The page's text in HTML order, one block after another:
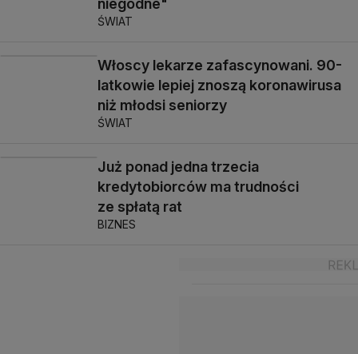
ŚWIAT
Włoscy lekarze zafascynowani. 90-
latkowie lepiej znoszą koronawirusa
niż młodsi seniorzy
ŚWIAT
Już ponad jedna trzecia
kredytobiorców ma trudności
ze spłatą rat
BIZNES